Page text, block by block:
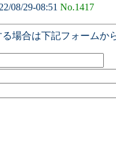
22/08/29-08:51 No.1417
場合は下記フォームか